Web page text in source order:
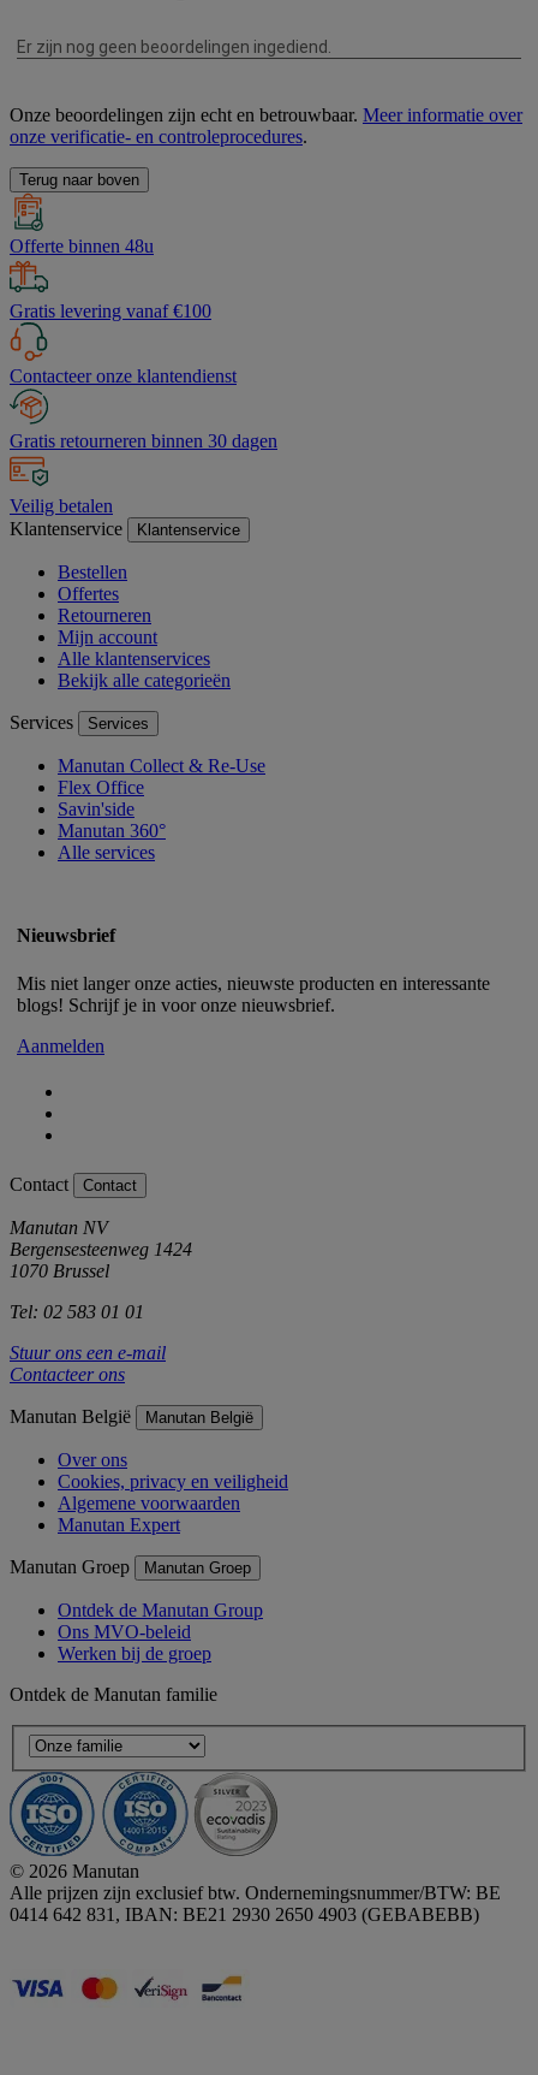
Onze beoordelingen zijn echt en betrouwbaar. Meer informatie over
onze verificatie- en controleprocedures.
Terug naar boven
Offerte binnen 48u
Gratis levering vanaf €100
Contacteer onze klantendienst
Gratis retourneren binnen 30 dagen
Veilig betalen
Klantenservice
Klantenservice
Bestellen
Offertes
Retourneren
Mijn account
Alle klantenservices
Bekijk alle categorieën
Services Services
Manutan Collect & Re-Use
Flex Office
Savin'side
Manutan 360°
Alle services
Nieuwsbrief
Mis niet langer onze acties, nieuwste producten en interessante
blogs! Schrijf je in voor onze nieuwsbrief.
Aanmelden
Contact Contact
Manutan NV
Bergensesteenweg 1424
1070 Brussel
Tel: 02 583 01 01
Stuur ons een e-mail
Contacteer ons
Manutan België Manutan België
Over ons
Cookies, privacy en veiligheid
Algemene voorwaarden
Manutan Expert
Manutan Groep Manutan Groep
Ontdek de Manutan Group
Ons MVO-beleid
Werken bij de groep
Ontdek de Manutan familie
© 2026 Manutan
Alle prijzen zijn exclusief btw. Ondernemingsnummer/BTW: BE
0414 642 831, IBAN: BE21 2930 2650 4903 (GEBABEBB)